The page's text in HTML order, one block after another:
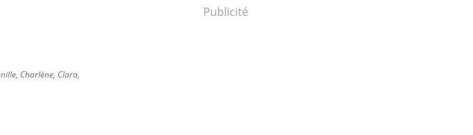
Charlène, Clara,
Publicité